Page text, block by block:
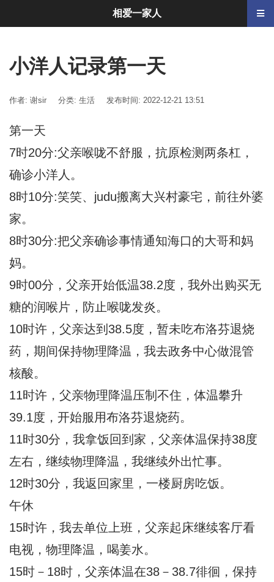
小洋人记录第一天
作者: 谢sir 分类: 生活 发布时间: 2022-12-21 13:51
第一天
7时20分:父亲喉咙不舒服，抗原检测两条杠，
确诊小洋人。
8时10分:笑笑、judu搬离大兴村豪宅，前往外婆
家。
8时30分:把父亲确诊事情通知海口的大哥和妈
妈。
9时00分，父亲开始低温38.2度，我外出购买无
糖的润喉片，防止喉咙发炎。
10时许，父亲达到38.5度，暂未吃布洛芬退烧
药，期间保持物理降温，我去政务中心做混管
核酸。
11时许，父亲物理降温压制不住，体温攀升
39.1度，开始服用布洛芬退烧药。
11时30分，我拿饭回到家，父亲体温保持38度
左右，继续物理降温，我继续外出忙事。
12时30分，我返回家里，一楼厨房吃饭。
午休
15时许，我去单位上班，父亲起床继续客厅看
电视，物理降温，喝姜水。
15时－18时，父亲体温在38－38.7徘徊，保持
相爱一家人